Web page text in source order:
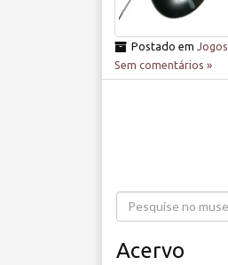
Postado em Jogos
Sem comentários »
s
Acervo